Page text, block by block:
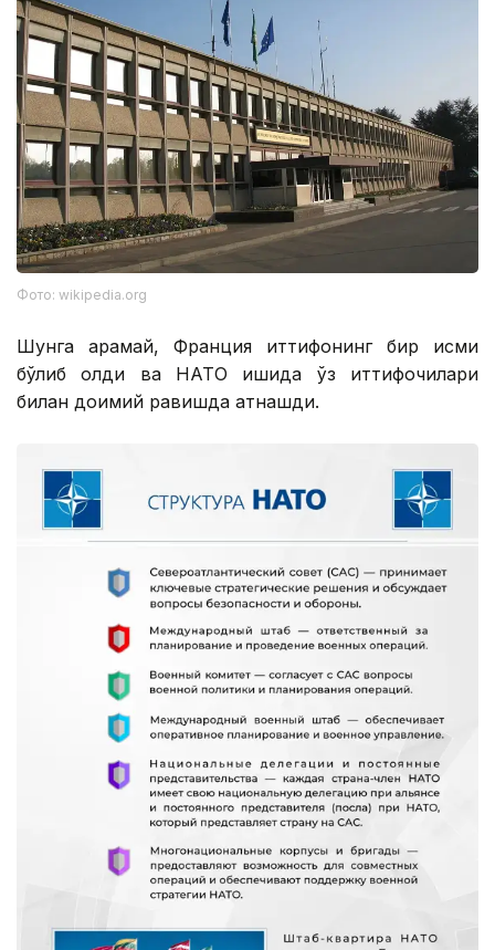
Фото: wikipedia.org
Шунга қарамай, Франция иттифоқнинг бир қисми
бўлиб қолди ва НАТО ишида ўз иттифоқчилари
билан доимий равишда қатнашди.